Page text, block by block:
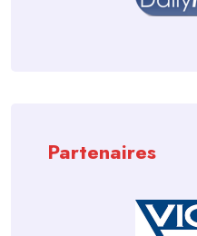
Partenaires